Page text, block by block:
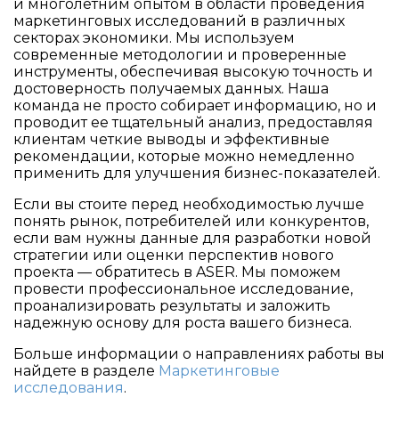
и многолетним опытом в области проведения
маркетинговых исследований в различных
секторах экономики. Мы используем
современные методологии и проверенные
инструменты, обеспечивая высокую точность и
достоверность получаемых данных. Наша
команда не просто собирает информацию, но и
проводит ее тщательный анализ, предоставляя
клиентам четкие выводы и эффективные
рекомендации, которые можно немедленно
применить для улучшения бизнес-показателей.
Если вы стоите перед необходимостью лучше
понять рынок, потребителей или конкурентов,
если вам нужны данные для разработки новой
стратегии или оценки перспектив нового
проекта — обратитесь в ASER. Мы поможем
провести профессиональное исследование,
проанализировать результаты и заложить
надежную основу для роста вашего бизнеса.
Больше информации о направлениях работы вы
найдете в разделе Маркетинговые
исследования.